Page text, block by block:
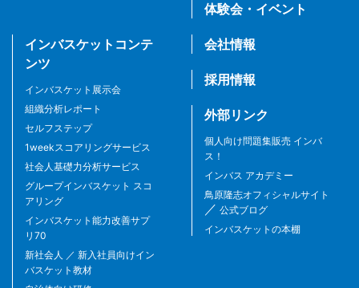
体験会・イベント
インバスケットコンテ
ンツ
インバスケット展示会
組織分析レポート
セルフステップ
1weekスコアリングサービス
社会人基礎力分析サービス
グループインバスケット スコ
アリング
インバスケット能力改善サプ
リ70
新社会人 ／ 新入社員向けイン
バスケット教材
会社情報
採用情報
外部リンク
個人向け問題集販売 インバ
ス！
インバス アカデミー
鳥原隆志オフィシャルサイト
／ 公式ブログ
インバスケットの本棚